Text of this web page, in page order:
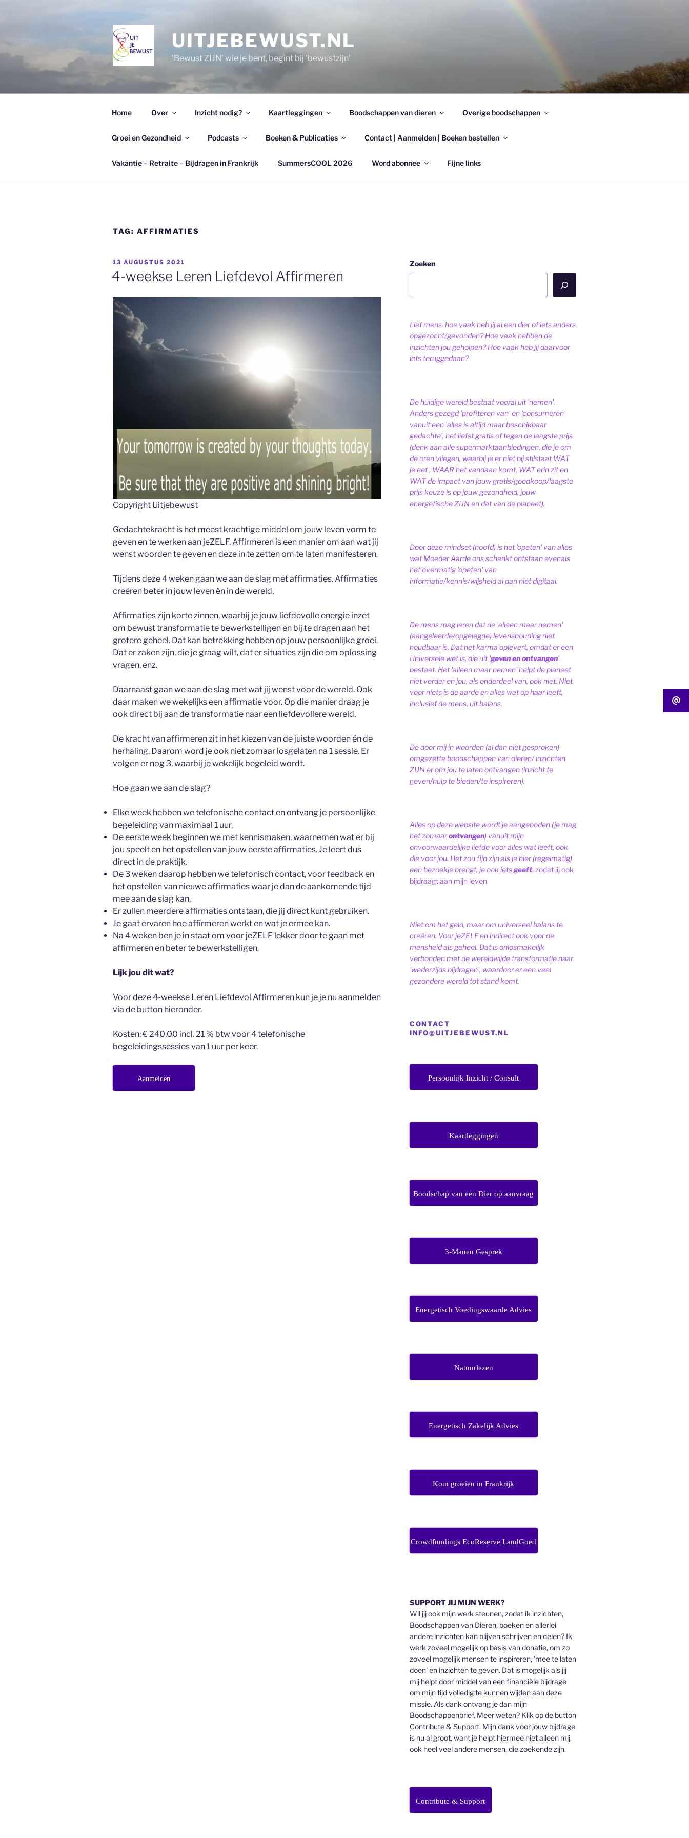
UITJEBEWUST.NL
'Bewust ZIJN' wie je bent, begint bij 'bewustzijn'
Home Over Inzicht nodig? Kaartleggingen Boodschappen van dieren Overige boodschappen
Groei en Gezondheid Podcasts Boeken & Publicaties Contact | Aanmelden | Boeken bestellen
Vakantie – Retraite – Bijdragen in Frankrijk SummersCOOL 2026 Word abonnee Fijne links
TAG: AFFIRMATIES
GEPLAATST
OP
13 AUGUSTUS 2021
4-weekse Leren Liefdevol Affirmeren
Copyright Uitjebewust
Gedachtekracht is het meest krachtige middel om jouw leven vorm te
geven en te werken aan jeZELF. Affirmeren is een manier om aan wat jij
wenst woorden te geven en deze in te zetten om te laten manifesteren.
Tijdens deze 4 weken gaan we aan de slag met affirmaties. Affirmaties
creëren beter in jouw leven én in de wereld.
Affirmaties zijn korte zinnen, waarbij je jouw liefdevolle energie inzet
om bewust transformatie te bewerkstelligen en bij te dragen aan het
grotere geheel. Dat kan betrekking hebben op jouw persoonlijke groei.
Dat er zaken zijn, die je graag wilt, dat er situaties zijn die om oplossing
vragen, enz.
Daarnaast gaan we aan de slag met wat jij wenst voor de wereld. Ook
daar maken we wekelijks een affirmatie voor. Op die manier draag je
ook direct bij aan de transformatie naar een liefdevollere wereld.
De kracht van affirmeren zit in het kiezen van de juiste woorden én de
herhaling. Daarom word je ook niet zomaar losgelaten na 1 sessie. Er
volgen er nog 3, waarbij je wekelijk begeleid wordt.
Hoe gaan we aan de slag?
Elke week hebben we telefonische contact en ontvang je persoonlijke
begeleiding van maximaal 1 uur.
De eerste week beginnen we met kennismaken, waarnemen wat er bij
jou speelt en het opstellen van jouw eerste affirmaties. Je leert dus
direct in de praktijk.
De 3 weken daarop hebben we telefonisch contact, voor feedback en
het opstellen van nieuwe affirmaties waar je dan de aankomende tijd
mee aan de slag kan.
Er zullen meerdere affirmaties ontstaan, die jij direct kunt gebruiken.
Je gaat ervaren hoe affirmeren werkt en wat je ermee kan.
Na 4 weken ben je in staat om voor jeZELF lekker door te gaan met
affirmeren en beter te bewerkstelligen.
Lijk jou dit wat?
Voor deze 4-weekse Leren Liefdevol Affirmeren kun je je nu aanmelden
via de button hieronder.
Kosten: € 240,00 incl. 21 % btw voor 4 telefonische
begeleidingssessies van 1 uur per keer.
Aanmelden
Zoeken
Lief mens, hoe vaak heb jij al een dier of iets anders
opgezocht/gevonden? Hoe vaak hebben de
inzichten jou geholpen? Hoe vaak heb jij daarvoor
iets teruggedaan?
De huidige wereld bestaat vooral uit 'nemen'.
Anders gezegd 'profiteren van' en 'consumeren'
vanuit een 'alles is altijd maar beschikbaar
gedachte', het liefst gratis of tegen de laagste prijs
(denk aan alle supermarktaanbiedingen, die je om
de oren vliegen, waarbij je er niet bij stilstaat WAT
je eet , WAAR het vandaan komt, WAT erin zit en
WAT de impact van jouw gratis/goedkoop/laagste
prijs keuze is op jouw gezondheid, jouw
energetische ZIJN en dat van de planeet).
Door deze mindset (hoofd) is het 'opeten' van alles
wat Moeder Aarde ons schenkt ontstaan evenals
het overmatig 'opeten' van
informatie/kennis/wijsheid al dan niet digitaal.
De mens mag leren dat de 'alleen maar nemen'
(aangeleerde/opgelegde) levenshouding niet
houdbaar is. Dat het karma oplevert, omdat er een
Universele wet is, die uit 'geven en ontvangen'
bestaat. Het 'alleen maar nemen' helpt de planeet
niet verder en jou, als onderdeel van, ook niet. Niet
voor niets is de aarde en alles wat op haar leeft,
inclusief de mens, uit balans.
De door mij in woorden (al dan niet gesproken)
omgezette boodschappen van dieren/ inzichten
ZIJN er om jou te laten ontvangen (inzicht te
geven/hulp te bieden/te inspireren).
Alles op deze website wordt je aangeboden (je mag
het zomaarontvangen) vanuit mijn
onvoorwaardelijke liefde voor alles wat leeft, ook
die voor jou. Het zou fijn zijn als je hier (regelmatig)
een bezoekje brengt, je ook ietsgeeft, zodat jij ook
bijdraagt aan mijn leven.
Niet om het geld, maar om universeel balans te
creëren. Voor jeZELF en indirect ook voor de
mensheid als geheel. Dat is onlosmakelijk
verbonden met de wereldwijde transformatie naar
'wederzijds bijdragen', waardoor er een veel
gezondere wereld tot stand komt.
CONTACT
INFO@UITJEBEWUST.NL
Persoonlijk Inzicht / Consult
Kaartleggingen
Boodschap van een Dier op aanvraag
3-Manen Gesprek
Energetisch Voedingswaarde Advies
Natuurlezen
Energetisch Zakelijk Advies
Kom groeien in Frankrijk
Crowdfundings EcoReserve LandGoed
SUPPORT JIJ MIJN WERK?
Wil jij ook mijn werk steunen, zodat ik inzichten,
Boodschappen van Dieren, boeken en allerlei
andere inzichten kan blijven schrijven en delen? Ik
werk zoveel mogelijk op basis van donatie, om zo
zoveel mogelijk mensen te inspireren, 'mee te laten
doen' en inzichten te geven. Dat is mogelijk als jij
mij helpt door middel van een financiële bijdrage
om mijn tijd volledig te kunnen wijden aan deze
missie. Als dank ontvang je dan mijn
Boodschappenbrief. Meer weten? Klik op de button
Contribute & Support. Mijn dank voor jouw bijdrage
is nu al groot, want je helpt hiermee niet alleen mij,
ook heel veel andere mensen, die zoekende zijn.
Contribute & Support